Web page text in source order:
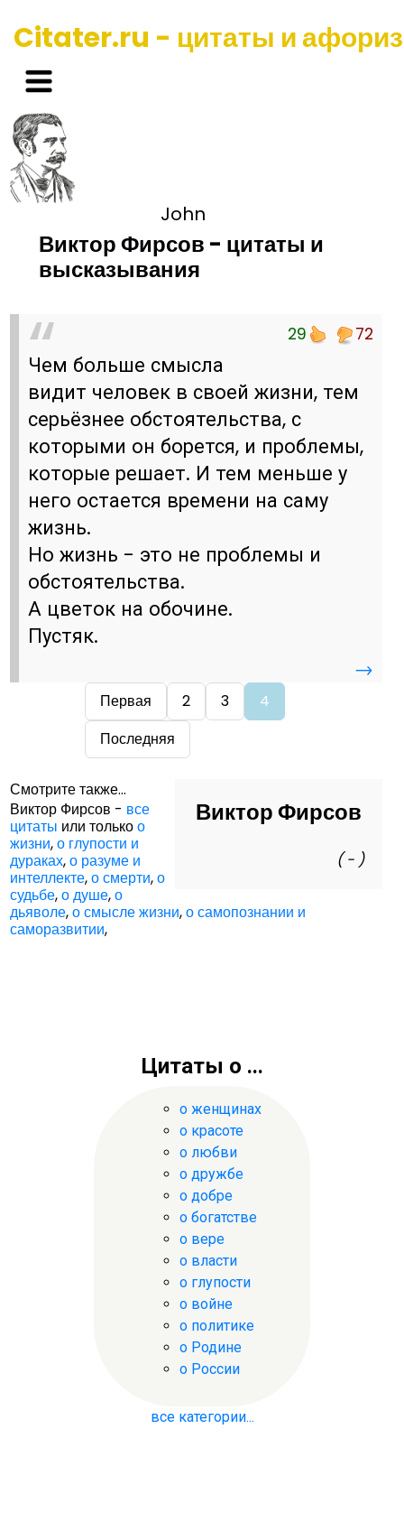
Citater.ru - цитаты и
John
Виктор Фирсов - цитаты и
высказывания
29 72
Чем больше смысла
видит человек в своей жизни, тем
серьёзнее обстоятельства, с
которыми он борется, и проблемы,
которые решает. И тем меньше у
него остается времени на саму
жизнь.
Но жизнь - это не проблемы и
обстоятельства.
А цветок на обочине.
Пустяк.
→
Первая 2 3
4
Последняя
Виктор Фирсов
( - )
Смотрите также...
Виктор Фирсов - все
цитаты или толькоо
жизни,о глупости и
дураках,о разуме и
интеллекте,о смерти,о
судьбе,о душе,о
дьяволе,о смысле жизни,о самопознании и
саморазвитии,
Цитаты о ...
о женщинах
о красоте
о любви
о дружбе
о добре
о богатстве
о вере
о власти
о глупости
о войне
о политике
о Родине
о России
все категории...